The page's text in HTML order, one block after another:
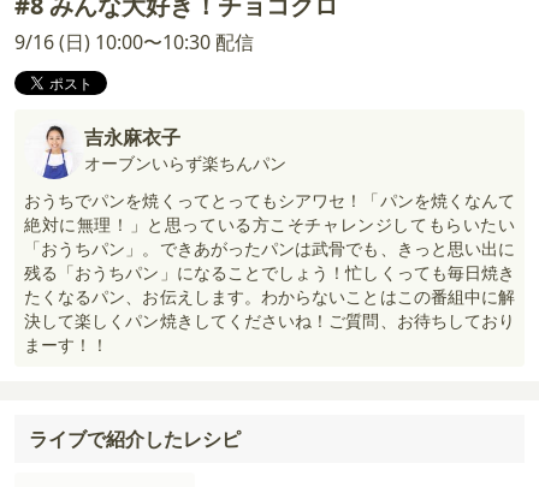
9/16 (日) 10:00〜10:30 配信
吉永麻衣子
オーブンいらず楽ちんパン
おうちでパンを焼くってとってもシアワセ！「パンを焼くなんて
絶対に無理！」と思っている方こそチャレンジしてもらいたい
「おうちパン」。できあがったパンは武骨でも、きっと思い出に
残る「おうちパン」になることでしょう！忙しくっても毎日焼き
たくなるパン、お伝えします。わからないことはこの番組中に解
決して楽しくパン焼きしてくださいね！ご質問、お待ちしており
まーす！！
ライブで紹介したレシピ